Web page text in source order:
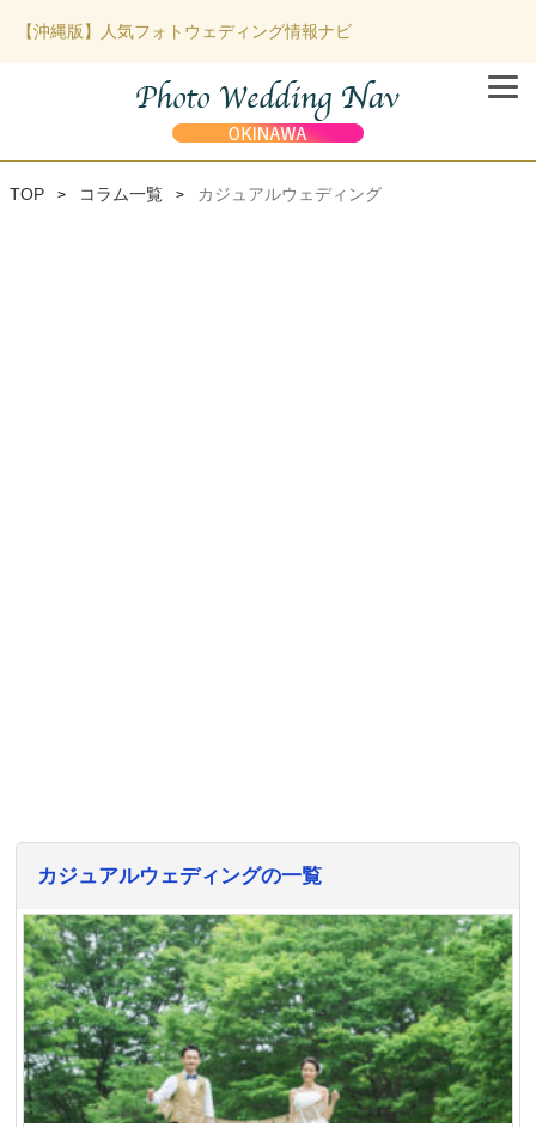
【沖縄版】人気フォトウェディング情報ナビ
TOP > コラム一覧 > カジュアルウェディング
カジュアルウェディングの一覧